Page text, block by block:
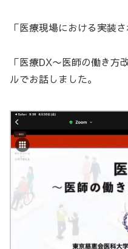
「医療現場における実装さ
「医療DX〜医師の働き方
ルでお話しました。